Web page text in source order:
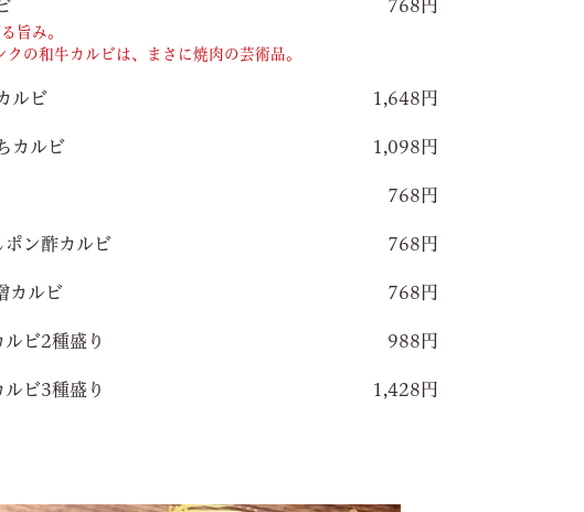
768円
旨み。
の和牛カルビは、まさに焼肉の芸術品。
ルビ 1,648円
カルビ 1,098円
768円
ン酢カルビ 768円
カルビ 768円
ビ2種盛り 988円
ビ3種盛り 1,428円